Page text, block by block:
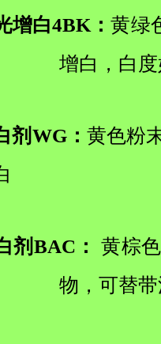
增白4BK：黄绿
增白，白
剂WG： 黄色粉
剂BAC：黄棕
物，可替